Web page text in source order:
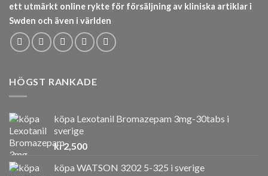
ett utmärkt online rykte för försäljning av kliniska artiklar i
Swden och även i världen
HÖGST RANKADE
köpa Lexotanil Bromazepam 3mg-30tabs i
sverige
kr2,500
köpa WATSON 3202 5-325 i sverige